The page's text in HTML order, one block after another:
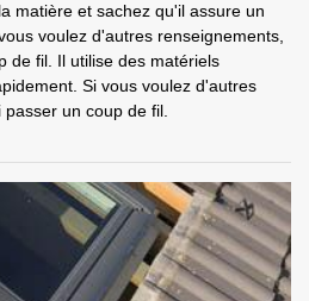
matière et sachez qu'il assure un
voulez d'autres renseignements,
de fil. Il utilise des matériels
Si vous voulez d'autres
un coup de fil.